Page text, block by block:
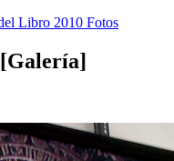
Libro 2010 Fotos